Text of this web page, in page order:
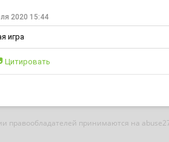
2020 15:44
игра
Цитировать
правообладателей принимаются на